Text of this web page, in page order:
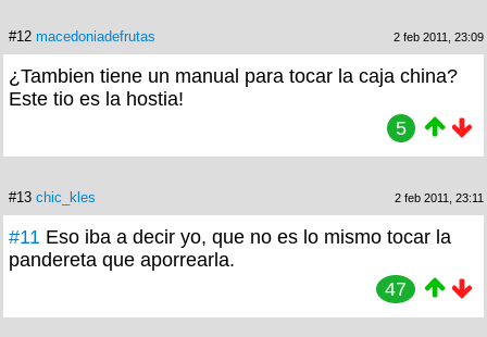
#12 macedoniadefrutas 2 feb 2011, 23:09
¿Tambien tiene un manual para tocar la caja china?
Este tio es la hostia!
5
#13 chic_kles 2 feb 2011, 23:11
#11 Eso iba a decir yo, que no es lo mismo tocar la
pandereta que aporrearla.
47